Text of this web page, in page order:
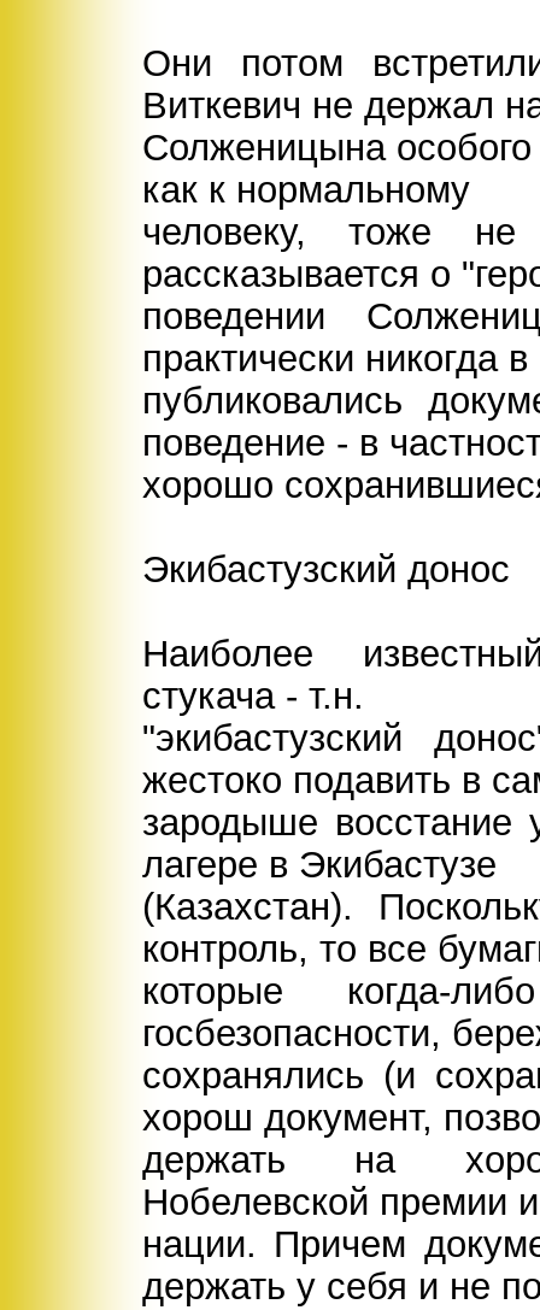
Они потом
Виткевич не держал
Солженицына
как к нормальному
человеку, тоже
рассказывается о
поведении
практически никогда
публиковались
поведение - в
хорошо
Экибастузский донос
Наиболее
стукача - т.н.
"экибастузский
жестоко подавить в
зародыше восстание
лагере в Экибастузе
(Казахстан).
контроль, то все
которые когда-
госбезопасности,
сохранялись (и
хорош документ,
держать на
Нобелевской премии
нации. Причем
держать у себя и не